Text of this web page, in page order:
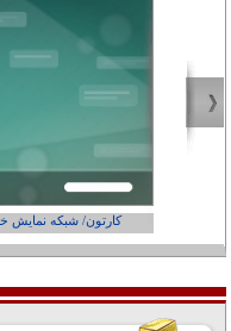
کارتون/ شبکه نمایش